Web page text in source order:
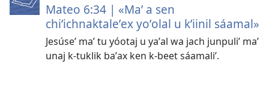
Mateo 6:34 | «Maʼ a sen
chiʼichnaktaleʼex yoʼolal u kʼiinil sáamal»
Jesúseʼ maʼ tu yóotaj u yaʼal wa jach junpuliʼ maʼ
unaj k-tuklik baʼax ken k-beet sáamaliʼ.